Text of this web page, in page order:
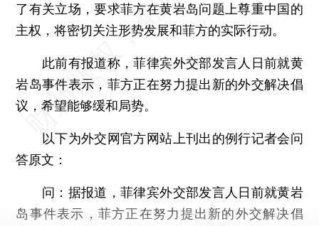
了有关立场，要求菲方在黄岩岛问题上尊重中国的
主权，将密切关注形势发展和菲方的实际行动。
此前有报道称，菲律宾外交部发言人日前就黄
岩岛事件表示，菲方正在努力提出新的外交解决倡
议，希望能够缓和局势。
以下为外交网官方网站上刊出的例行记者会问
答原文：
问：据报道，菲律宾外交部发言人日前就黄岩
岛事件表示，菲方正在努力提出新的外交解决倡